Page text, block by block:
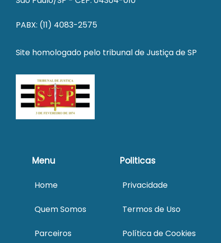
PABX: (11) 4083-2575
Site homologado pelo tribunal de Justiça de SP
Menu
Home
Quem Somos
Parceiros
Politicas
Privacidade
Termos de Uso
Política de Cookies